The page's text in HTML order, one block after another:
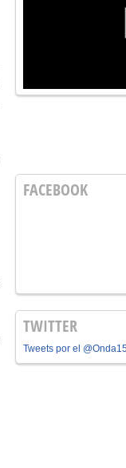
FACEBOOK
TWITTER
Tweets por el